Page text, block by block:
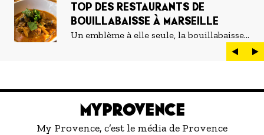
TOP DES RESTAURANTS DE
BOUILLABAISSE À MARSEILLE
Un emblème à elle seule, la bouillabaisse
est LE plat marseillais par excellence. On
peut d'ailleurs vite être submergé·e par la
servir la meilleure...
MYPROVENCE
My Provence, c’est le média de Provence